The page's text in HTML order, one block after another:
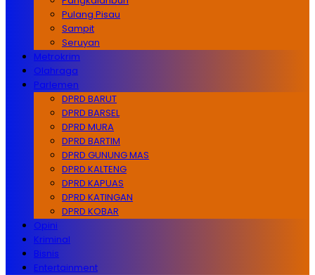
Pulang Pisau
Sampit
Seruyan
Metrokrim
Olahraga
Parlemen
DPRD BARUT
DPRD BARSEL
DPRD MURA
DPRD BARTIM
DPRD GUNUNG MAS
DPRD KALTENG
DPRD KAPUAS
DPRD KATINGAN
DPRD KOBAR
Opini
Kriminal
Bisnis
Entertainment